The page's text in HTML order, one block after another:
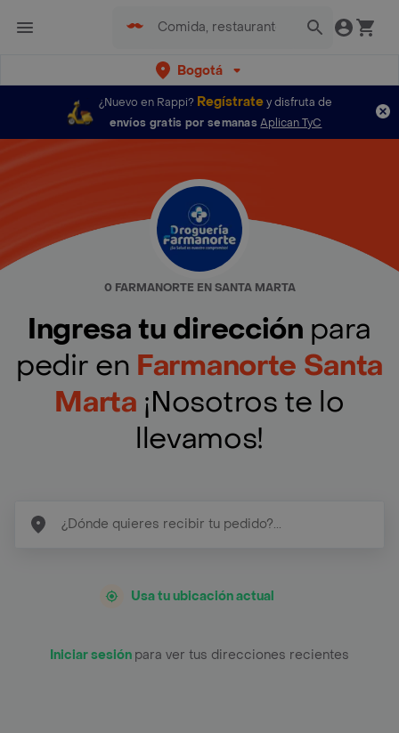
Bogotá
¿Nuevo en Rappi? Regístratey disfruta de
envíos gratis por semanas Aplican TyC
0 FARMANORTE EN SANTA MARTA
Ingresa tu dirección para
pedir en Farmanorte Santa
Marta ¡Nosotros te lo
llevamos!
Usa tu ubicación actual
Iniciar sesión para ver tus direcciones recientes